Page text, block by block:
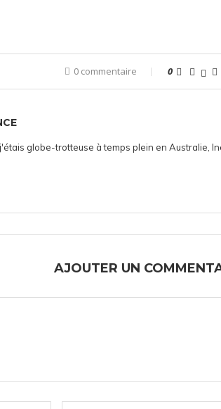
0 commentaire 0
globe-trotteuse à temps plein en Australie,
AJOUTER UN